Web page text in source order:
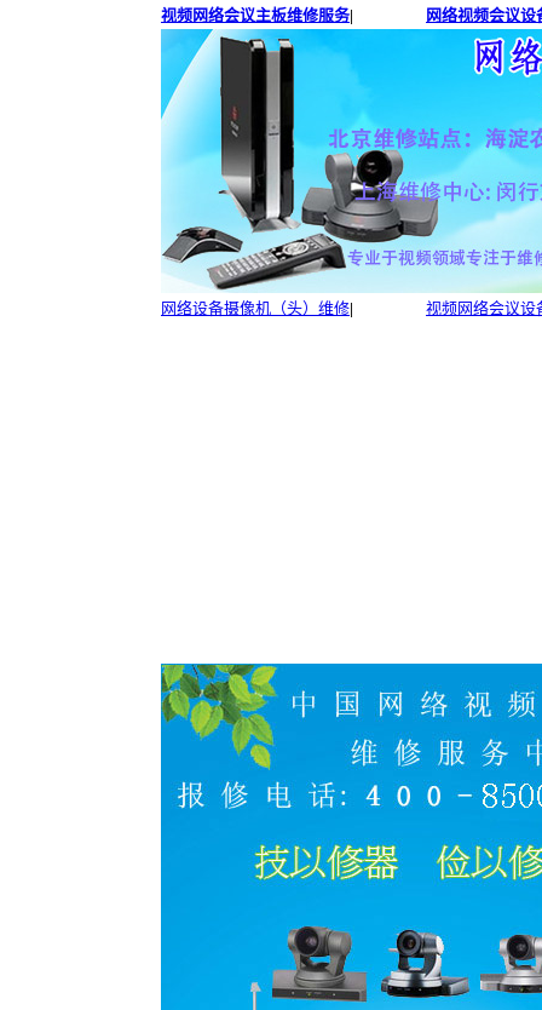
视频网络会议主板维修服务| 网络视频会议设
网络设备摄像机（头）维修| 视频网络会议设